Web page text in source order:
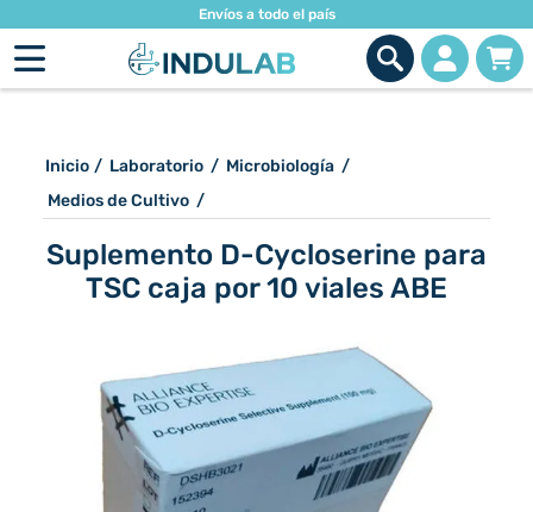
Envíos a todo el país
Inicio / Laboratorio / Microbiología /
Medios de Cultivo /
Suplemento D-Cycloserine para
TSC caja por 10 viales ABE